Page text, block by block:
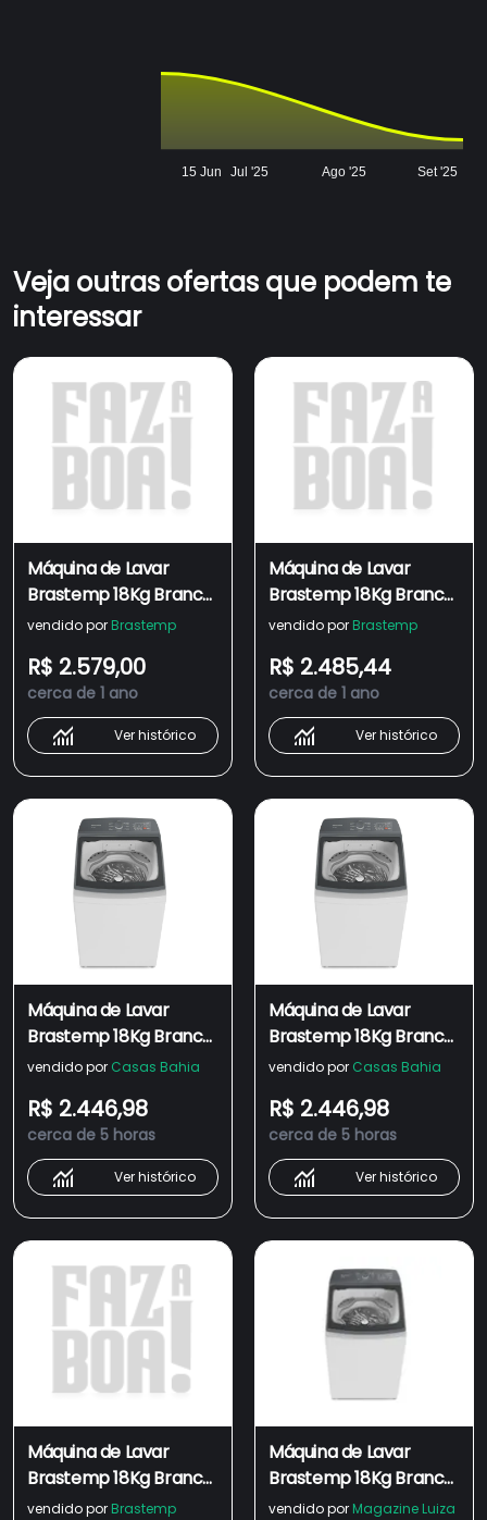
15 Jun Jul '25 Ago '25 Set '25
Veja outras ofertas que podem te
interessar
Máquina de Lavar
Brastemp 18Kg Branca
com Ciclo Tira
Ciclo Antibolinha -
BWF18AB
vendido por Brastemp
R$ 2.579,00
cerca de 1 ano
Ver histórico
Máquina de Lavar
Brastemp 18Kg Branca
com Ciclo Tira
Ciclo Antibolinha -
BWF18AB
vendido por Brastemp
R$ 2.485,44
cerca de 1 ano
Ver histórico
Máquina de Lavar
Brastemp 18Kg Branca
com Ciclo Tira
Ciclo Antibolinha -
BWF18AB - 110V
vendido por Casas Bahia
R$ 2.446,98
cerca de 5 horas
Ver histórico
Máquina de Lavar
Brastemp 18Kg Branca
com Ciclo Tira
Ciclo Antibolinha -
BWF18AB - 220V
vendido por Casas Bahia
R$ 2.446,98
cerca de 5 horas
Ver histórico
Máquina de Lavar
Brastemp 18Kg Branca
com Ciclo Tira
vendido por Brastemp
Máquina de Lavar
Brastemp 18Kg Branca
com Ciclo Tira
vendido por Magazine Luiza